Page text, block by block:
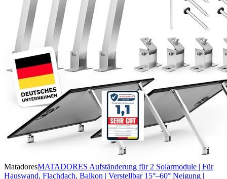
MatadoresMATADORES Aufständerung für 2 Solarmodule | Für
Hauswand, Flachdach, Balkon | Verstellbar 15°–60° Neigung |